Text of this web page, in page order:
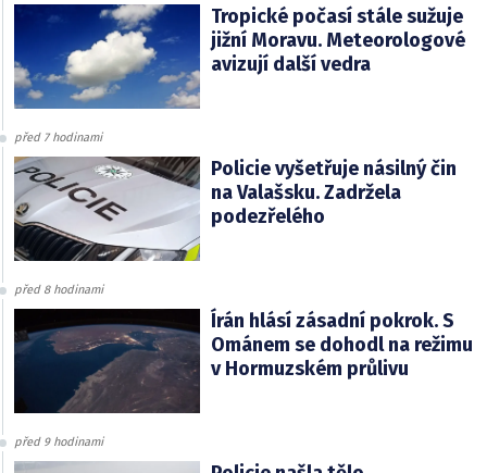
Tropické počasí stále sužuje
jižní Moravu. Meteorologové
avizují další vedra
před 7 hodinami
Policie vyšetřuje násilný čin
na Valašsku. Zadržela
podezřelého
před 8 hodinami
Írán hlásí zásadní pokrok. S
Ománem se dohodl na režimu
v Hormuzském průlivu
před 9 hodinami